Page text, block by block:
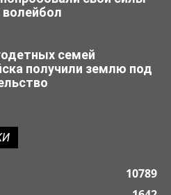
волейбол
семей
получили землю под
10789